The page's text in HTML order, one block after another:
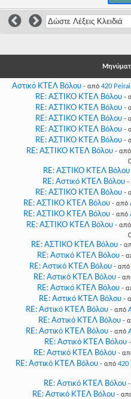
σου,
Επισκέπτη!
Αστικό ΚΤΕΛ Βόλου - από 420
RE: ΑΣΤΙΚΟ ΚΤΕΛ Βόλου -
RE: ΑΣΤΙΚΟ ΚΤΕΛ Βόλου -
RE: ΑΣΤΙΚΟ ΚΤΕΛ Βόλου -
RE: ΑΣΤΙΚΟ ΚΤΕΛ Βόλου -
RE: ΑΣΤΙΚΟ ΚΤΕΛ Βόλου -
RE: ΑΣΤΙΚΟ ΚΤΕΛ Βόλου - από
RE: ΑΣΤΙΚΟ ΚΤΕΛ Βόλου
RE: Αστικό ΚΤΕΛ Βόλου -
RE: ΑΣΤΙΚΟ ΚΤΕΛ Βόλου -
RE: ΑΣΤΙΚΟ ΚΤΕΛ Βόλου - από
RE: ΑΣΤΙΚΟ ΚΤΕΛ Βόλου - από
RE: ΑΣΤΙΚΟ ΚΤΕΛ Βόλου - από
RE: ΑΣΤΙΚΟ ΚΤΕΛ Βόλου -
RE: Αστικό ΚΤΕΛ Βόλου -
RE: Αστικό ΚΤΕΛ Βόλου - από
RE: Αστικό ΚΤΕΛ Βόλου -
RE: Αστικό ΚΤΕΛ Βόλου -
RE: Αστικό ΚΤΕΛ Βόλου -
RE: Αστικό ΚΤΕΛ Βόλου - από
RE: Αστικό ΚΤΕΛ Βόλου -
RE: Αστικό ΚΤΕΛ Βόλου - από
RE: Αστικό ΚΤΕΛ Βόλου
RE: Αστικό ΚΤΕΛ Βόλου -
RE: Αστικό ΚΤΕΛ Βόλου - από 420
RE: Αστικό ΚΤΕΛ Βόλου
RE: Αστικό ΚΤΕΛ Βόλου -